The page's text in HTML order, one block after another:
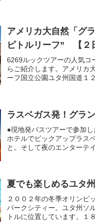
アメリカ大自然「グ
ピトルリーフ” 【２
6269ルックツアーの人気コ
らご紹介します。アメリ
ーフ国立公園ユタ州国道１
ラスベガス発！グラ
●現地発バスツアーで参加
ホテルでピックアップラス
と。そして夜のエンターテ
夏でも楽しめるユタ
２００２年の冬季オリンピ
パークシティー。ユタ州ソ
トルに位置しています。１